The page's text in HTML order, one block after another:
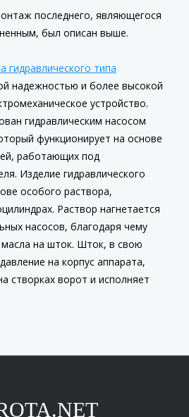
последнего, являющегося
был описан выше.
гидравлического типа
надежностью и более высокой
устройство.
гидравлическим насосом
функционирует на основе
работающих под
Изделие гидравлического
особого раствора,
Раствор нагнетается
насосов, благодаря чему
масла на шток. Шток, в свою
на корпус аппарата,
створках ворот и исполняет